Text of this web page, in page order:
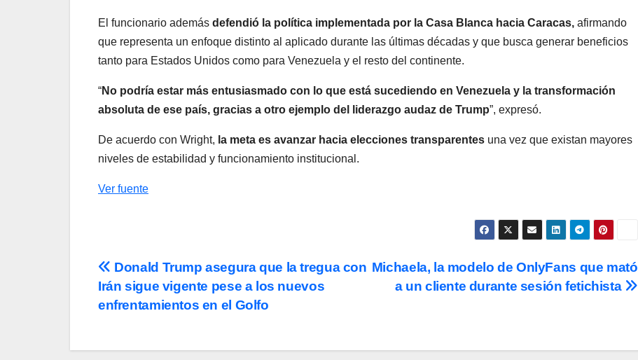
El funcionario además defendió la política implementada por la Casa Blanca hacia Caracas, afirmando
que representa un enfoque distinto al aplicado durante las últimas décadas y que busca generar beneficios
tanto para Estados Unidos como para Venezuela y el resto del continente.
“No podría estar más entusiasmado con lo que está sucediendo en Venezuela y la transformación
absoluta de ese país, gracias a otro ejemplo del liderazgo audaz de Trump”, expresó.
De acuerdo con Wright, la meta es avanzar hacia elecciones transparentes una vez que existan mayores
niveles de estabilidad y funcionamiento institucional.
Ver fuente
Navegación
de
Michaela, la modelo de OnlyFans que mató
a un cliente durante sesión fetichista
Donald Trump asegura que la tregua con
Irán sigue vigente pese a los nuevos
enfrentamientos en el Golfo